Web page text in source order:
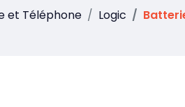
et Téléphone Logic